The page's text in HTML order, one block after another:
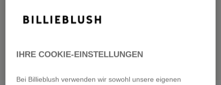
IHRE COOKIE-EINSTELLUNGEN
Bei Billieblush verwenden wir sowohl unsere eigenen